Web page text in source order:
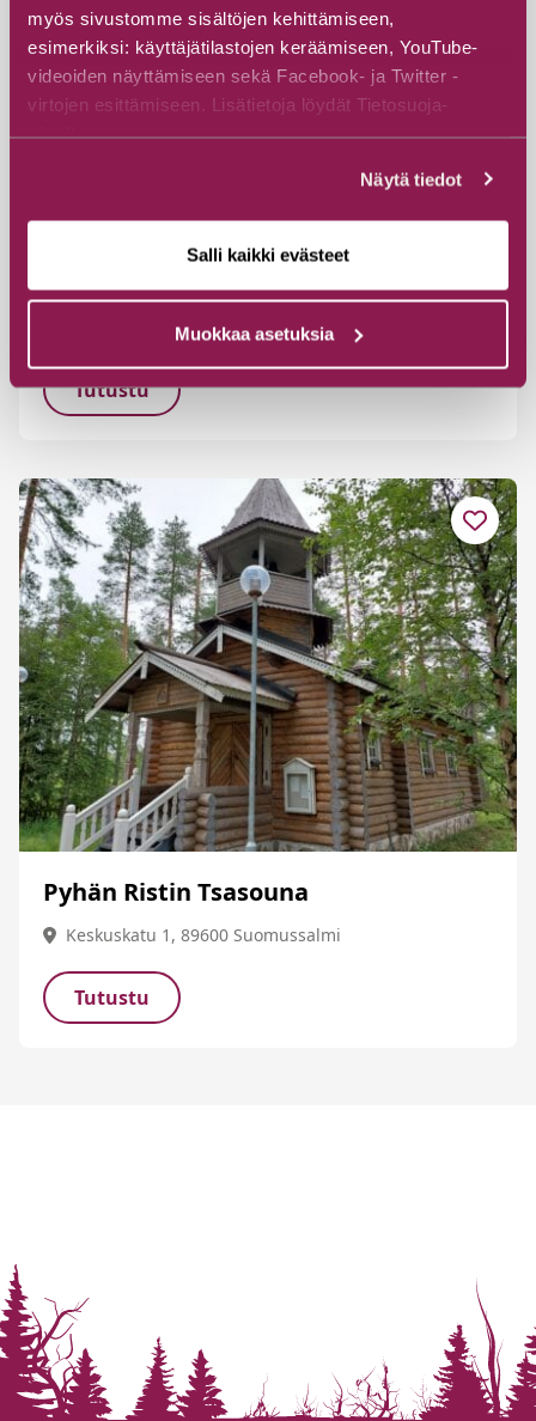
myös sivustomme sisältöjen kehittämiseen,
esimerkiksi: käyttäjätilastojen keräämiseen, YouTube-
videoiden näyttämiseen sekä Facebook- ja Twitter -
virtojen esittämiseen. Lisätietoja löydät Tietosuoja-
sivuiltamme.
Näytä tiedot
Salli kaikki evästeet
Muokkaa asetuksia
Haukiperän muistomerkki
Juntusrannantie 27, 89600 Suomussalmi
Tutustu
Pyhän Ristin Tsasouna
Keskuskatu 1, 89600 Suomussalmi
Tutustu